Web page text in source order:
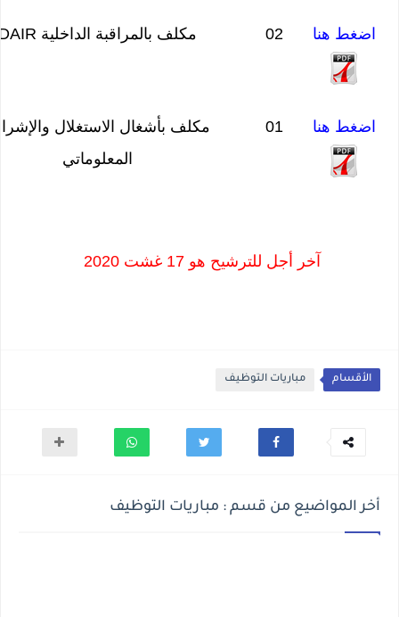
اضغط هنا 02 مكلف بالمراقبة الداخلية DAIR
اضغط هنا 01
مكلف بأشغال الاستغلال
المعلوماتي
آخر أجل للترشيح هو 17 غشت 2020
الأقسام مباريات التوظيف
أخر المواضيع من قسم : مباريات التوظيف